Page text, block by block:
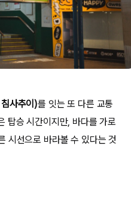
사추이)를 잇는 또 다른 교통
탑승 시간이지만, 바다를 가로
시선으로 바라볼 수 있다는 것